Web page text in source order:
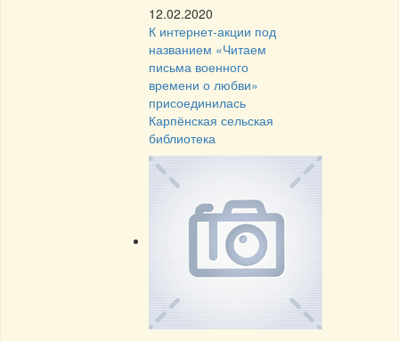
12.02.2020
К интернет-акции под
названием «Читаем
письма военного
времени о любви»
присоединилась
Карпёнская сельская
библиотека